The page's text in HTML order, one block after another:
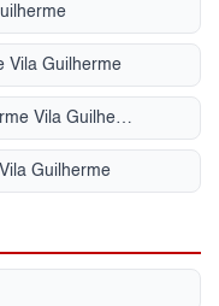
Vila Guilherme
Condomínio Shop Club Vila Guilherme Vila Guilherme
Guilherme